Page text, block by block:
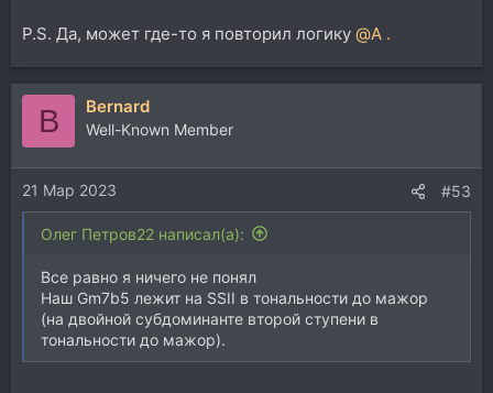
P.S. Да, может где-то я повторил логику @A .
B Bernard
Well-Known Member
21 Мар 2023 #53
Олег Петров22 написал(а):
Все равно я ничего не понял
Наш Gm7b5 лежит на SSII в тональности до мажор
(на двойной субдоминанте второй ступени в
тональности до мажор).